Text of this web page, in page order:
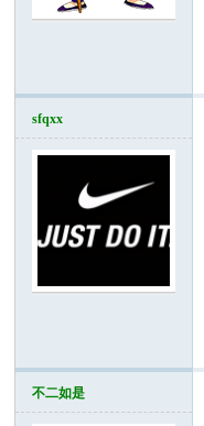
sfqxx
不二如是